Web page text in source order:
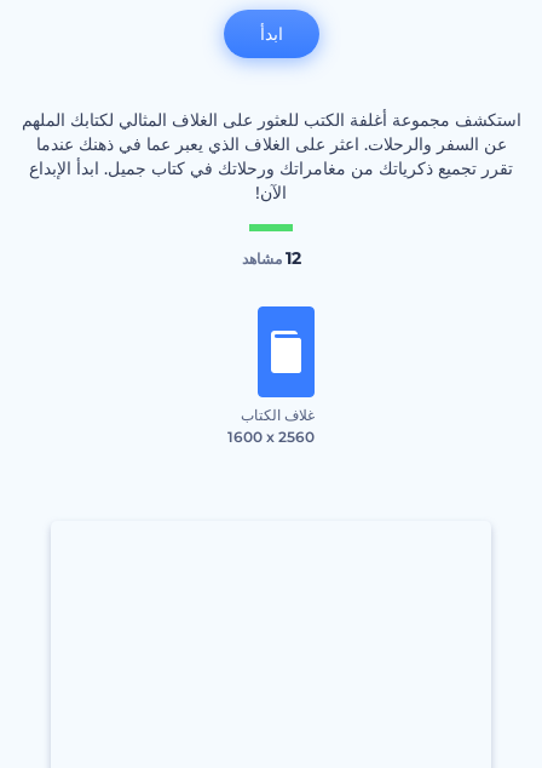
استكشف مجموعة أغلفة الكتب للعثور على الغلاف المثالي لكتابك الملهم
عن السفر والرحلات. اعثر على الغلاف الذي يعبر عما في ذهنك عندما
تقرر تجميع ذكرياتك من مغامراتك ورحلاتك في كتاب جميل. ابدأ الإبداع
الآن!
12 مشاهد
غلاف الكتاب
1600 x 2560
ابدأ